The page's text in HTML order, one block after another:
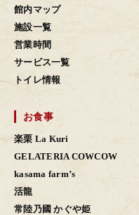
館内マップ
施設一覧
営業時間
サービス一覧
トイレ情報
お食事
楽栗 La Kuri
GELATERIA COWCOW
kasama farm’s
活龍
常陸乃國 かぐや姫